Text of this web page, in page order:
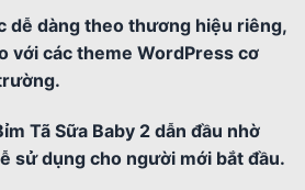
dễ dàng theo thương hiệu riêng,
với các theme WordPress cơ
Tã Sữa Baby 2 dẫn đầu nhờ
sử dụng cho người mới bắt đầu.